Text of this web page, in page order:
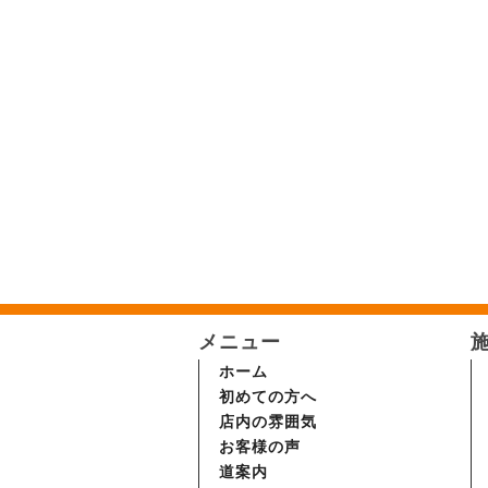
メニュー
ホーム
初めての方へ
店内の雰囲気
お客様の声
道案内